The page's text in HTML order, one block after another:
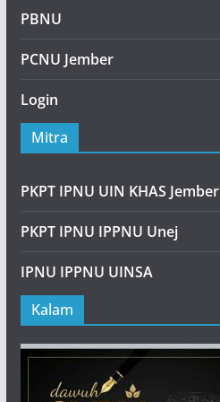
PBNU
PCNU Jember
Login
Mitra
PKPT IPNU UIN KHAS Jember
PKPT IPNU IPPNU Unej
IPNU IPPNU UINSA
Kalam